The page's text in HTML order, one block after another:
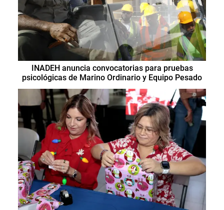
INADEH anuncia convocatorias para pruebas
psicológicas de Marino Ordinario y Equipo Pesado